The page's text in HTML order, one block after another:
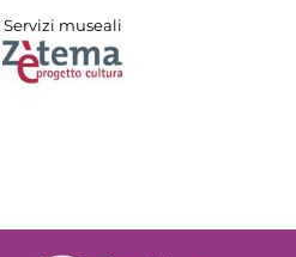
Servizi museali